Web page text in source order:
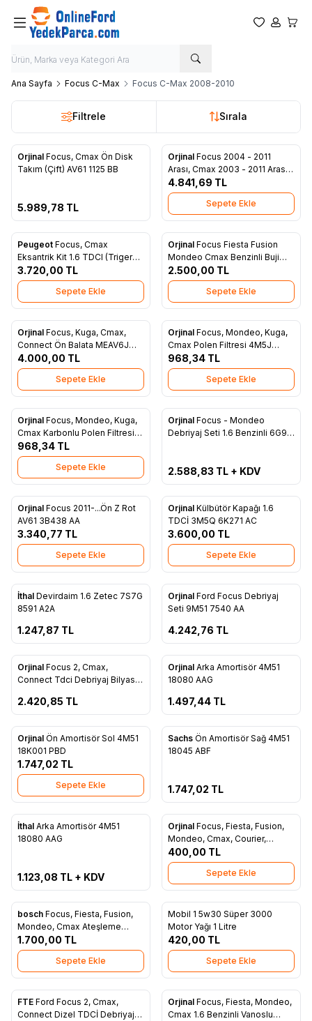
Favorilerim
Hesabım
Ana Sayfa Focus C-Max Focus C-Max 2008-2010
Filtrele Sırala
Favorilere Ekle
Orjinal Focus, Cmax Ön Disk
Takım (Çift) AV61 1125 BB
5.989,78 TL
Favorilere Ekle
Orjinal Focus 2004 - 2011
Arası, Cmax 2003 - 2011 Arası
V Kayış Seti 1.6 Benzinli 4M5Q
6D314 AB
4.841,69 TL
Sepete Ekle
Favorilere Ekle
Peugeot Focus, Cmax
Eksantrik Kit 1.6 TDCI (Triger
Seti) 3M5Q 8A615 AA
3.720,00 TL
Sepete Ekle
Favorilere Ekle
Orjinal Focus Fiesta Fusion
Mondeo Cmax Benzinli Buji
Kablo Tk. YS6F 12280 A1A
2.500,00 TL
Sepete Ekle
Favorilere Ekle
Orjinal Focus, Kuga, Cmax,
Connect Ön Balata MEAV6J
2K021 AA
4.000,00 TL
Sepete Ekle
Favorilere Ekle
Orjinal Focus, Mondeo, Kuga,
Cmax Polen Filtresi 4M5J
19G244 AA
968,34 TL
Sepete Ekle
Favorilere Ekle
Orjinal Focus, Mondeo, Kuga,
Cmax Karbonlu Polen Filtresi
4M5J 19G244 AA
968,34 TL
Sepete Ekle
Favorilere Ekle
Tükendi
Orjinal Focus - Mondeo
Debriyaj Seti 1.6 Benzinli 6G91
2.588,83 TL + KDV
Favorilere Ekle
Orjinal Focus 2011-...Ön Z Rot
AV61 3B438 AA
3.340,77 TL
Sepete Ekle
Favorilere Ekle
Orjinal Külbütör Kapağı 1.6
TDCİ 3M5Q 6K271 AC
3.600,00 TL
Sepete Ekle
Favorilere Ekle
İthal Devirdaim 1.6 Zetec 7S7G
8591 A2A
1.247,87 TL
Favorilere Ekle
Tükendi
Orjinal Ford Focus Debriyaj
Seti 9M51 7540 AA
4.242,76 TL
Favorilere Ekle
Orjinal Focus 2, Cmax,
Connect Tdci Debriyaj Bilyası
2.420,85 TL
Favorilere Ekle
Tükendi
Orjinal Arka Amortisör 4M51
18080 AAG
1.497,44 TL
Favorilere Ekle
Orjinal Ön Amortisör Sol 4M51
18K001 PBD
1.747,02 TL
Sepete Ekle
Favorilere Ekle
Tükendi
Sachs Ön Amortisör Sağ 4M51
18045 ABF
1.747,02 TL
Favorilere Ekle
İthal Arka Amortisör 4M51
18080 AAG
1.123,08 TL + KDV
Favorilere Ekle
Orjinal Focus, Fiesta, Fusion,
Mondeo, Cmax, Courier,
Connect Yağ Filtresi Dizel TAM
T6714 FDE
400,00 TL
Sepete Ekle
Favorilere Ekle
bosch Focus, Fiesta, Fusion,
Mondeo, Cmax Ateşleme
Bobini - 4M5G 12029 ZA
1.700,00 TL
Sepete Ekle
Yeni
Favorilere Ekle
Mobil 1 5w30 Süper 3000
Motor Yağı 1 Litre
420,00 TL
Sepete Ekle
Yeni
Favorilere Ekle
FTE Ford Focus 2, Cmax,
Connect Dizel TDCİ Debriyaj
Yeni
Favorilere Ekle
Orjinal Focus, Fiesta, Mondeo,
Cmax 1.6 Benzinli Vanoslu